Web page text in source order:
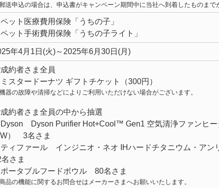
送申込の場合は、申込書がキャンペーン期間中に当社へ到着したものまで
ペット医療費用保険「うちの子」
ペット手術費用保険「うちの子ライト」
年4月1日(火)～2025年6月30日(月)
約者さま全員
ミスタードーナツ ギフトチケット（300円）
器の故障や清掃などによりご利用いただけない場合がございます。
約者さま全員の中から抽選
Dyson Dyson Purifier Hot+Cool™ Gen1 空気清浄ファンヒ
） 3名さま
ティファール インジニオ・ネオ IHハードチタニウム・ア
さま
ポータブルフードボウル 80名さま
品の機能に関するお問合せはメーカーさまへお願いいたします。